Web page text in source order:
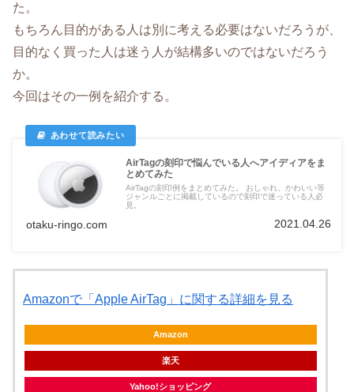
た。
もちろん目的がある人は別に考える必要はないだろうが、
目的なく買った人は迷う人が結構多いのではないだろう
か。
今回はその一例を紹介する。
AirTagの刻印で悩んでいる人へアイディアをま
とめてみた
AirTagの刻印例をまとめてみた。 おしゃれ、かわいい等
ジャンルごとに掲載しているので刻印で迷っている人必
見。
otaku-ringo.com 2021.04.26
Amazonで「Apple AirTag」に関する詳細を見る
Amazon
楽天
Yahoo!ショッピング